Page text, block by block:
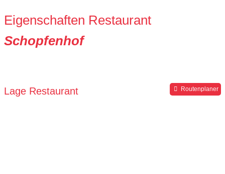
Eigenschaften Restaurant
Schopfenhof
Lage Restaurant Routenplaner